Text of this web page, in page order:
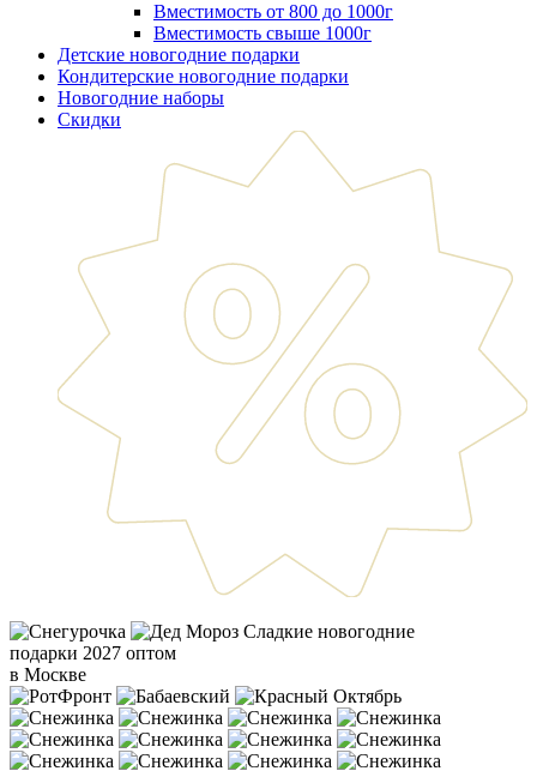
Вместимость от 800 до 1000г
Вместимость свыше 1000г
Детские новогодние подарки
Кондитерские новогодние подарки
Новогодние наборы
Скидки
Сладкие новогодние
подарки 2027 оптом
в Москве